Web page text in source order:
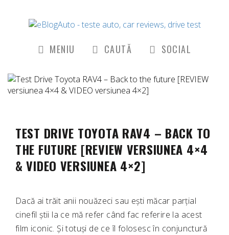
MENIU CAUTĂ SOCIAL
TEST DRIVE TOYOTA RAV4 – BACK TO
THE FUTURE [REVIEW VERSIUNEA 4×4
& VIDEO VERSIUNEA 4×2]
Dacă ai trăit anii nouăzeci sau ești măcar parțial
cinefil știi la ce mă refer când fac referire la acest
film iconic. Și totuși de ce îl folosesc în conjunctură